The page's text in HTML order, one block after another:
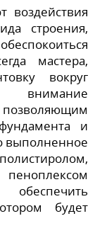
воздействия
строения,
мастера,
вокруг
и
выполненное
будет